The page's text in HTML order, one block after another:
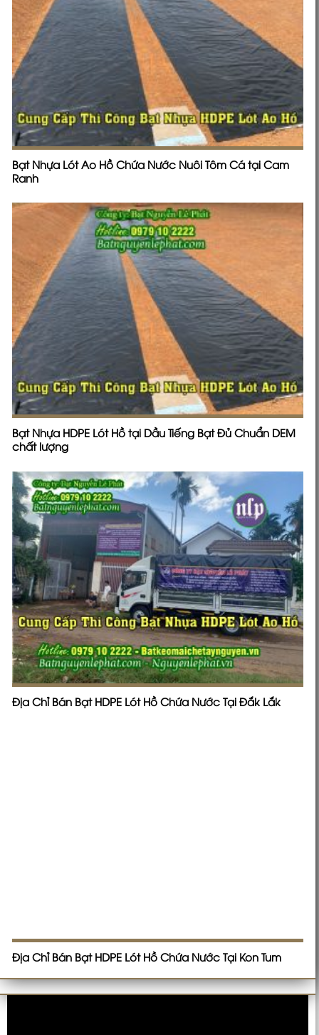
Vải Bạt Dù Che Nắng Mưa
Tiêu điểm
Bạt HDPE Lót Ao Hồ Chứa Nước Nuôi Cá Làm Biogas Tại
Quãng Ngãi
Bạt Nhựa Lót Ao Hồ Chứa Nước Nuôi Tôm Cá tại Cam
Ranh